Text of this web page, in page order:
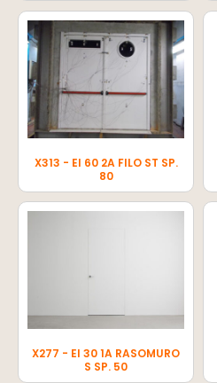
X313 - EI 60 2A FILO ST SP.
80
X277 - EI 30 1A RASOMURO
S SP. 50